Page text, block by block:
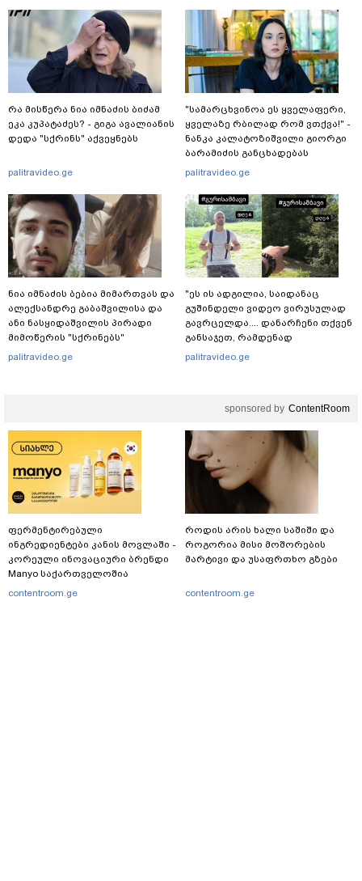
რა მისწერა ნია იმნაძის ბიძამ
ეკა კუპატაძეს? - გიგა ავალიანის
დედა "სქრინს" აქვეყნებს
palitravideo.ge
ნია იმნაძის ბებია მიმართვას და
ალექსანდრე გაბაშვილისა და
ანი ნასყიდაშვილის პირადი
მიმოწერის "სქრინებს"
ავრცელებს
palitravideo.ge
"სა­მარ­ცხვი­ნოა ეს ყვე­ლა­ფე­რი,
ყვე­ლა­ზე რბი­ლად რომ ვთქვა!" -
ნანკა კალატოზიშვილი გიორგი
ბარამიძის განცხადებას
ეხმაურება
palitravideo.ge
"ეს ის ადგილია, საიდანაც
გუშინდელი ვიდეო ვირუსულად
გავრცელდა.... დანარჩენი თქვენ
განსაჯეთ, რამდენად
შესაძლებელია აქ ადამიანის
გურამ დადიანიძე გაუჩინარდა?
palitravideo.ge
sponsored by ContentRoom
ფერმენტირებული
ინგრედიენტები კანის მოვლაში -
კორეული ინოვაციური ბრენდი
Manyo საქართველოშია
contentroom.ge
როდის არის ხალი საშიში და
როგორია მისი მოშორების
მარტივი და უსაფრთხო გზები
contentroom.ge